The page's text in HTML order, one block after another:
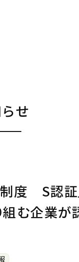
せ
制度 S認証
む企業が